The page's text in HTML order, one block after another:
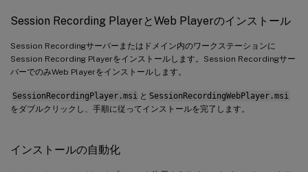
foreach ($depService in $depServices
        $startMode
Get- WmiObject
}
Session Recording PlayerとWeb Playerのインストール
Session Recordingサーバーまたはドメイン内のワークステーションに
Session Recording Playerをインストールします。Session Recordingサー
バーでのみWeb Playerをインストールします。
SessionRecordingPlayer.msi と SessionRecordingWebPlayer.msi
をダブルクリックし、手順に従ってインストールを完了します。
インストールの自動化